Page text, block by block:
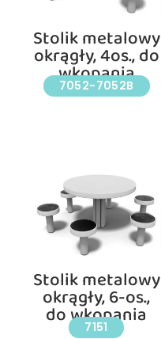
Stolik metalowy
okrągły, 4os., do
wkopania
7052-7052B
Stolik metalowy
okrągły, 6-os.,
do wkopania
7151